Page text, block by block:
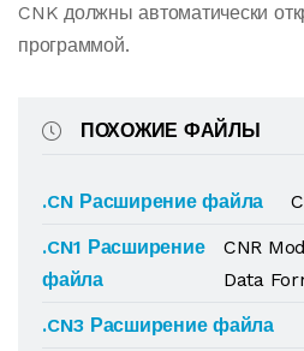
CNK должны автоматически
программой.
ПОХОЖИЕ ФАЙЛЫ
.CN Расширение файла
.CN1 Расширение
файла
CNR
Data
.CN3 Расширение файла